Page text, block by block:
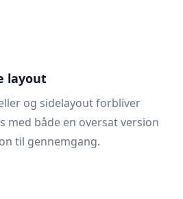
layout
og sidelayout forbliver
med både en oversat version
til gennemgang.